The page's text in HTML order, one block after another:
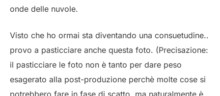
onde delle nuvole.
Visto che ho ormai sta diventando una consuetudine..
provo a pasticciare anche questa foto. (Precisazione:
il pasticciare le foto non è tanto per dare peso
esagerato alla post-produzione perchè molte cose si
potrebbero fare in fase di scatto, ma naturalmente è